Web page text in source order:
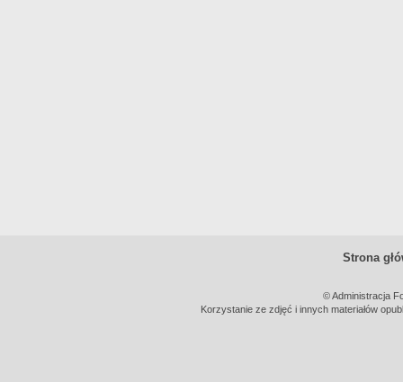
Strona
© Administracja
Korzystanie ze zdjęć i innych materiałów